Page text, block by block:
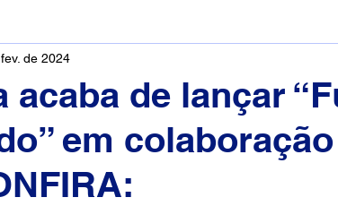
acaba de lançar
em
de 2024